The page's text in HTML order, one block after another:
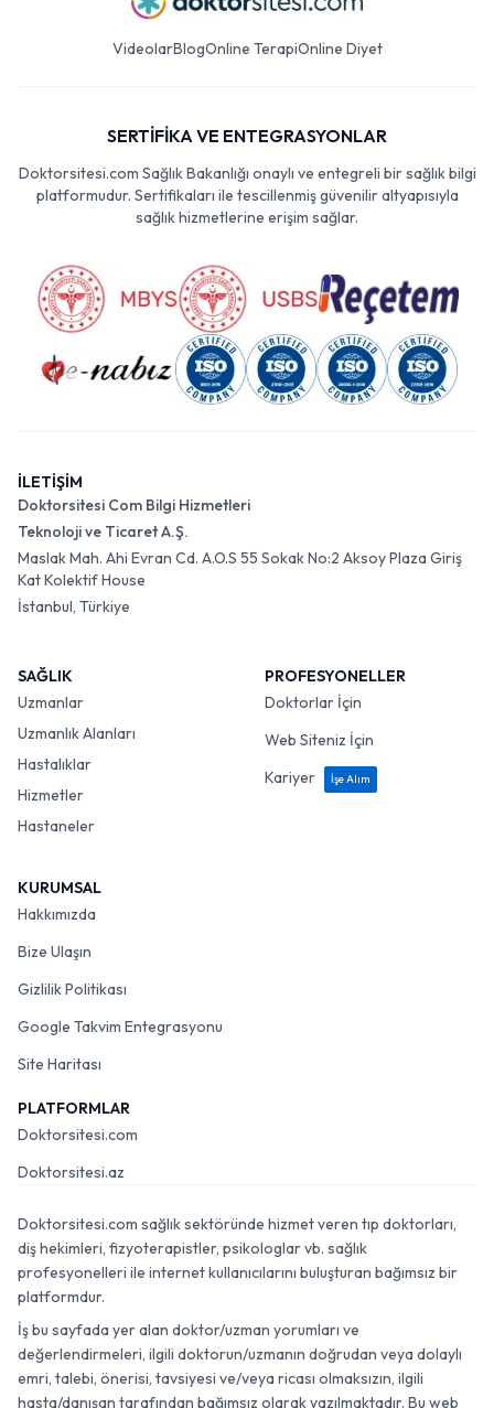
VideolarBlogOnline TerapiOnline Diyet
SERTİFİKA VE ENTEGRASYONLAR
Doktorsitesi.com Sağlık Bakanlığı onaylı ve entegreli bir sağlık bilgi
platformudur. Sertifikaları ile tescillenmiş güvenilir altyapısıyla
sağlık hizmetlerine erişim sağlar.
İLETİŞİM
Doktorsitesi Com Bilgi Hizmetleri
Teknoloji ve Ticaret A.Ş.
Maslak Mah. Ahi Evran Cd. A.O.S 55 Sokak No:2 Aksoy Plaza Giriş
Kat Kolektif House
İstanbul, Türkiye
SAĞLIK
Uzmanlar
Uzmanlık Alanları
Hastalıklar
Hizmetler
Hastaneler
PROFESYONELLER
Doktorlar İçin
Web Siteniz İçin
Kariyer
İşe Alım
KURUMSAL
Hakkımızda
Bize Ulaşın
Gizlilik Politikası
Google Takvim Entegrasyonu
Site Haritası
PLATFORMLAR
Doktorsitesi.com
Doktorsitesi.az
Doktorsitesi.com sağlık sektöründe hizmet veren tıp doktorları,
diş hekimleri, fizyoterapistler, psikologlar vb. sağlık
profesyonelleri ile internet kullanıcılarını buluşturan bağımsız bir
platformdur.
İş bu sayfada yer alan doktor/uzman yorumları ve
değerlendirmeleri, ilgili doktorun/uzmanın doğrudan veya dolaylı
emri, talebi, önerisi, tavsiyesi ve/veya ricası olmaksızın, ilgili
hasta/danışan tarafından bağımsız olarak yazılmaktadır. Bu web